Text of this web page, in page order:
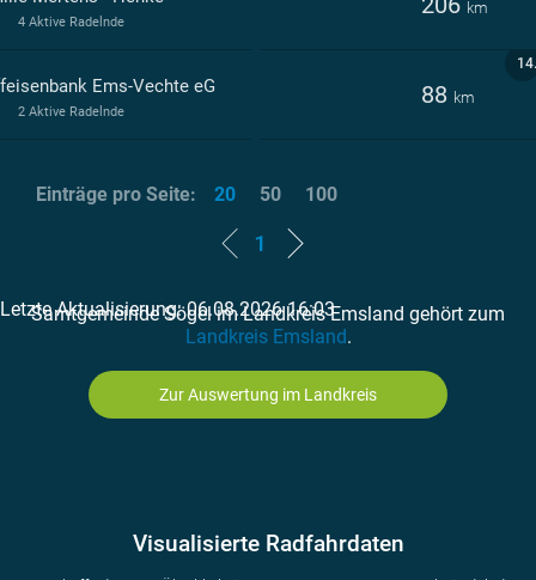
km
4 Aktive Radelnde
14.
Ems-Vechte eG 88 km
2 Aktive Radelnde
1
Letzte Aktualisierung: 06.08.2026 16:03
Einträge pro Seite: 20 50 100
Samtgemeinde Sögel im Landkreis Emsland gehört zum
Landkreis Emsland.
Zur Auswertung im Landkreis
Visualisierte Radfahrdaten